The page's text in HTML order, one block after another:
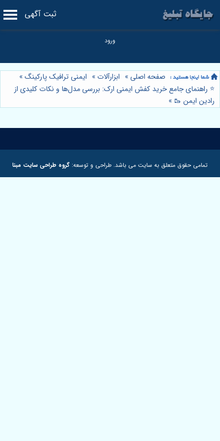
ثبت آگهی
صفحه اصلی » ابزارآلات » ایمنی ترافیک پارکینگ»
⭐️ راهنمای جامع خرید کفش ایمنی ارک: بررسی مدل‌ها و نکات کلیدی از
رادین ایمن 🥾 »
تمامی حقوق متعلق به سایت می باشد. طراحی و توسعه: گروه طراحی سایت مبنا